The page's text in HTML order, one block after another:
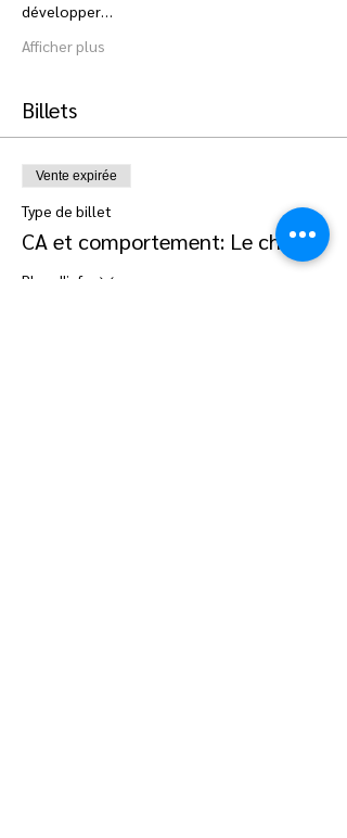
développer…
Afficher plus
Billets
Vente expirée
Type de billet
CA et comportement: Le chien
Plus d'info